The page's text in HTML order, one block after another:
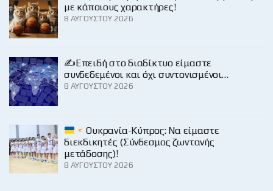
με κάποιους χαρακτήρες!
8 ΑΥΓΟΎΣΤΟΥ 2026
✍️Επειδή στο διαδίκτυο είμαστε
συνδεδεμένοι και όχι συντονισμένοι…
8 ΑΥΓΟΎΣΤΟΥ 2026
Ουκρανία-Κύπρος: Να είμαστε
διεκδικητές (Σύνδεσμος ζωντανής
μετάδοσης)!
8 ΑΥΓΟΎΣΤΟΥ 2026